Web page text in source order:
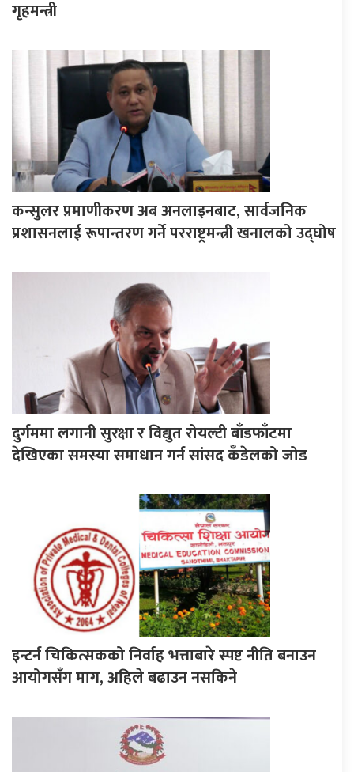
गृहमन्त्री
कन्सुलर प्रमाणीकरण अब अनलाइनबाट, सार्वजनिक
प्रशासनलाई रूपान्तरण गर्ने परराष्ट्रमन्त्री खनालको उद्घोष
दुर्गममा लगानी सुरक्षा र विद्युत रोयल्टी बाँडफाँटमा
देखिएका समस्या समाधान गर्न सांसद कँडेलको जोड
इन्टर्न चिकित्सकको निर्वाह भत्ताबारे स्पष्ट नीति बनाउन
आयोगसँग माग, अहिले बढाउन नसकिने